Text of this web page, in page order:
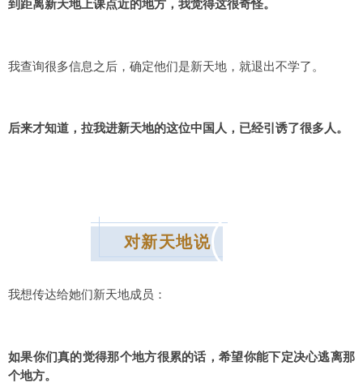
到距离新天地上课点近的地方，我觉得这很奇怪。
我查询很多信息之后，确定他们是新天地，就退出不学了。
后来才知道，拉我进新天地的这位中国人，已经引诱了很多人。
对新天地说
我想传达给她们新天地成员：
如果你们真的觉得那个地方很累的话，希望你能下定决心逃离那
个地方。